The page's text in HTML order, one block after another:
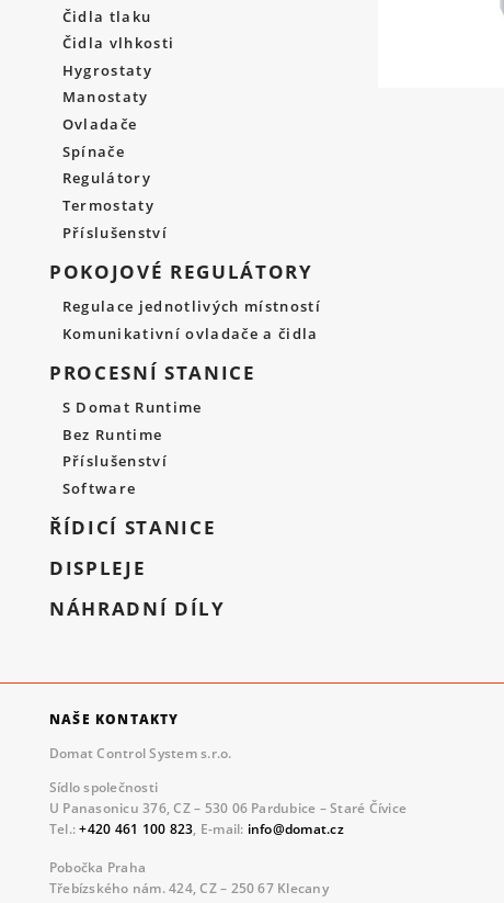
Čidla tlaku
Čidla vlhkosti
Hygrostaty
Manostaty
Ovladače
Spínače
Regulátory
Termostaty
Příslušenství
POKOJOVÉ REGULÁTORY
Regulace jednotlivých místností
Komunikativní ovladače a čidla
PROCESNÍ STANICE
S Domat Runtime
Bez Runtime
Příslušenství
Software
ŘÍDICÍ STANICE
DISPLEJE
NÁHRADNÍ DÍLY
NAŠE KONTAKTY
Domat Control System s.r.o.
Sídlo společnosti
U Panasonicu 376, CZ – 530 06 Pardubice – Staré Čívice
Tel.:+420 461 100 823, E-mail: info@domat.cz
Pobočka Praha
Třebízského nám. 424, CZ – 250 67 Klecany